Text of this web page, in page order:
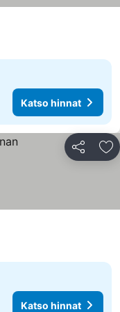
Katso hinnat
Jaa
Katso hinnat